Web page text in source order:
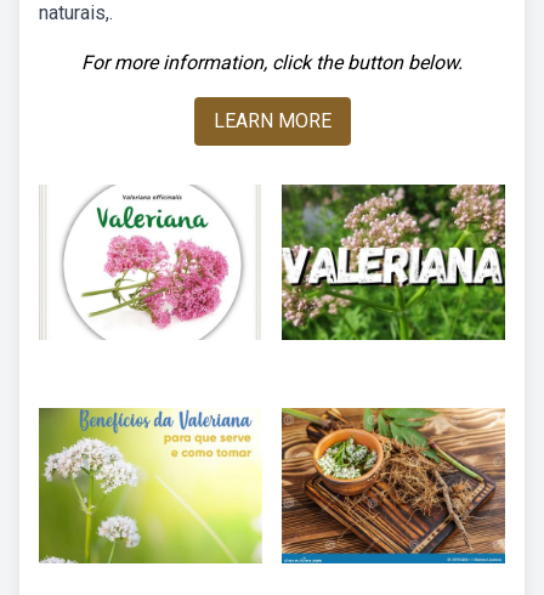
naturais,.
For more information, click the button below.
LEARN MORE